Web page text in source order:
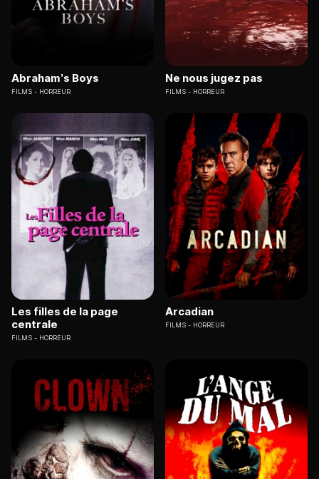
Abraham’s Boys
FILMS HORREUR
Ne nous jugez pas
FILMS HORREUR
Les filles de la page
centrale
FILMS HORREUR
Arcadian
FILMS HORREUR